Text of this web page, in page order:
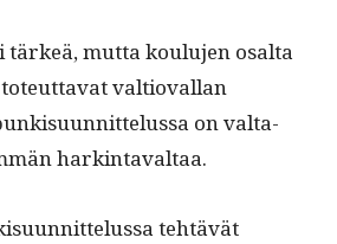
tärkeä, mut­ta koulu­jen osalta
val­tio­val­lan
on val­ta­
harkintavaltaa.
tehtävät